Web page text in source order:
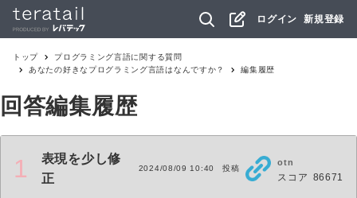
ログイン 新規登録
トップ プログラミング言語に関する質問
あなたの好きなプログラミング言語はなんですか？
編集履歴
回答編集履歴
1
表現を少し修
正
2024/08/09 10:40 投稿
otn
スコア 86671